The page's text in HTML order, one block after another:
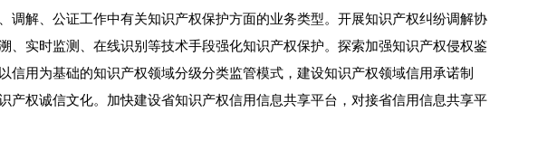
解、公证工作中有关知识产权保护方面的业务类型。开展知识产权纠纷调解协
实时监测、在线识别等技术手段强化知识产权保护。探索加强知识产权侵权鉴
用为基础的知识产权领域分级分类监管模式，建设知识产权领域信用承诺制
权诚信文化。加快建设省知识产权信用信息共享平台，对接省信用信息共享平